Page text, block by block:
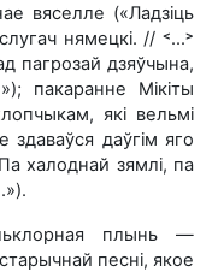
вяселле («Ладзіць
нямецкі. // ˂…˃
пагрозай дзяўчына,
пакаранне Мікіты
які вельмі
даўгім яго
халоднай зямлі, па
плынь —
песні, якое